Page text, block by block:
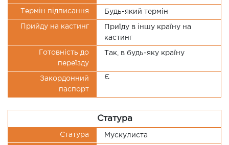
Термін підписання Будь-який термін
Прийду на кастинг
Приїду в іншу країну на
кастинг
Готовність до
переїзду
Так, в будь-яку країну
Закордонний
паспорт
Є
Статура
Статура Мускулиста